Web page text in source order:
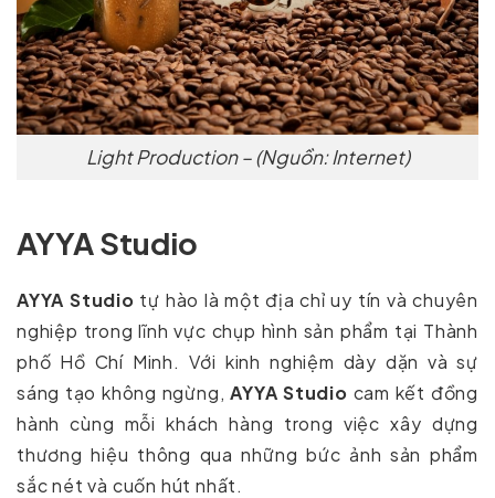
Light Production – (Nguồn: Internet)
AYYA Studio
AYYA Studio tự hào là một địa chỉ uy tín và chuyên
nghiệp trong lĩnh vực chụp hình sản phẩm tại Thành
phố Hồ Chí Minh. Với kinh nghiệm dày dặn và sự
sáng tạo không ngừng,AYYA Studio cam kết đồng
hành cùng mỗi khách hàng trong việc xây dựng
thương hiệu thông qua những bức ảnh sản phẩm
sắc nét và cuốn hút nhất.